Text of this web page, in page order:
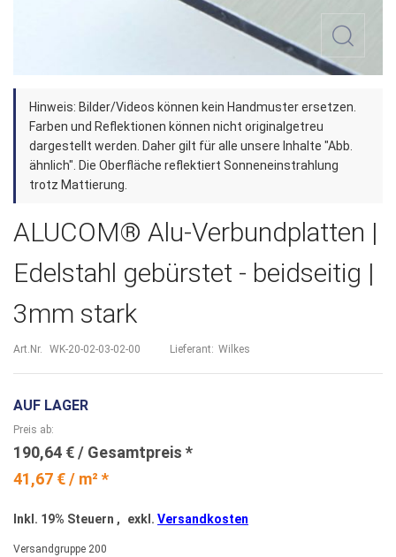
Zum
Anfang
der
Bildergalerie
Hinweis: Bilder/Videos können kein Handmuster ersetzen.
Farben und Reflektionen können nicht originalgetreu
dargestellt werden. Daher gilt für alle unsere Inhalte "Abb.
ähnlich". Die Oberfläche reflektiert Sonneneinstrahlung
trotz Mattierung.
ALUCOM® Alu-Verbundplatten |
Edelstahl gebürstet - beidseitig |
3mm stark
Art.Nr. WK-20-02-03-02-00 Lieferant: Wilkes
AUF LAGER
41,67 € / m² *
Preis ab
190,64 €
Inkl. 19% Steuern , exkl. Versandkosten
Versandgruppe 200